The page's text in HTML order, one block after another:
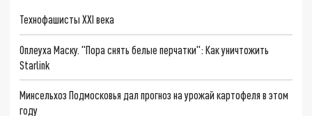
Технофашисты XXI века
Оплеуха Маску. "Пора снять белые перчатки": Как уничтожить
Starlink
Минсельхоз Подмосковья дал прогноз на урожай картофеля в этом
году